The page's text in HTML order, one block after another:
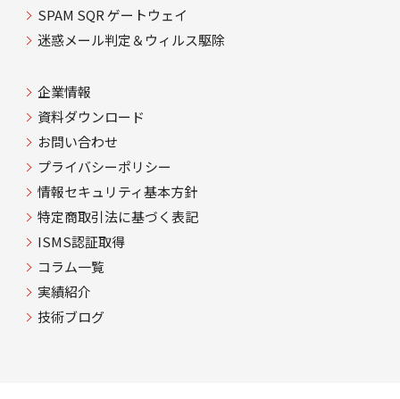
SPAM SQR ゲートウェイ
迷惑メール判定＆ウィルス駆除
企業情報
資料ダウンロード
お問い合わせ
プライバシーポリシー
情報セキュリティ基本方針
特定商取引法に基づく表記
ISMS認証取得
コラム一覧
実績紹介
技術ブログ